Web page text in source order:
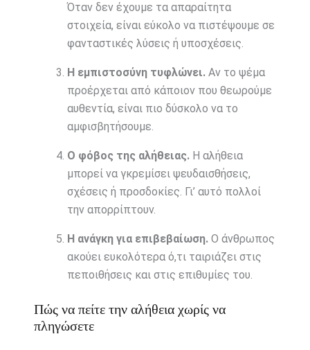
Όταν δεν έχουμε τα απαραίτητα
στοιχεία, είναι εύκολο να πιστέψουμε σε
φανταστικές λύσεις ή υποσχέσεις.
Η εμπιστοσύνη τυφλώνει.Αν το ψέμα
προέρχεται από κάποιον που θεωρούμε
αυθεντία, είναι πιο δύσκολο να το
αμφισβητήσουμε.
Ο φόβος της αλήθειας.Η αλήθεια
μπορεί να γκρεμίσει ψευδαισθήσεις,
σχέσεις ή προσδοκίες. Γι’ αυτό πολλοί
την απορρίπτουν.
Η ανάγκη για επιβεβαίωση.Ο άνθρωπος
ακούει ευκολότερα ό,τι ταιριάζει στις
πεποιθήσεις και στις επιθυμίες του.
Πώς να πείτε την αλήθεια χωρίς να
πληγώσετε